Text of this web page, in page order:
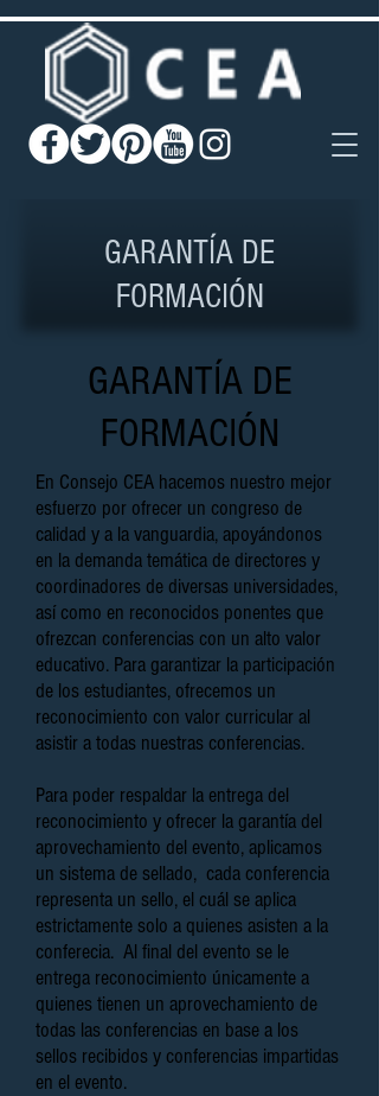
GARANTÍA DE
FORMACIÓN
GARANTÍA DE
FORMACIÓN
En Consejo CEA hacemos nuestro mejor
esfuerzo por ofrecer un congreso de
calidad y a la vanguardia, apoyándonos
en la demanda temática de directores y
coordinadores de diversas universidades,
así como en reconocidos ponentes que
ofrezcan conferencias con un alto valor
educativo. Para garantizar la participación
de los estudiantes, ofrecemos un
reconocimiento con valor curricular al
asistir a todas nuestras conferencias.
Para poder respaldar la entrega del
reconocimiento y ofrecer la garantía del
aprovechamiento del evento, aplicamos
un sistema de sellado, cada conferencia
representa un sello, el cuál se aplica
estrictamente solo a quienes asisten a la
conferecia. Al final del evento se le
entrega reconocimiento únicamente a
quienes tienen un aprovechamiento de
todas las conferencias en base a los
sellos recibidos y conferencias impartidas
en el evento.